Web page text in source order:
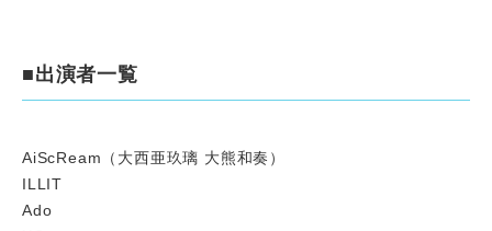
■出演者一覧
AiScReam（大西亜玖璃 大熊和奏）
ILLIT
Ado